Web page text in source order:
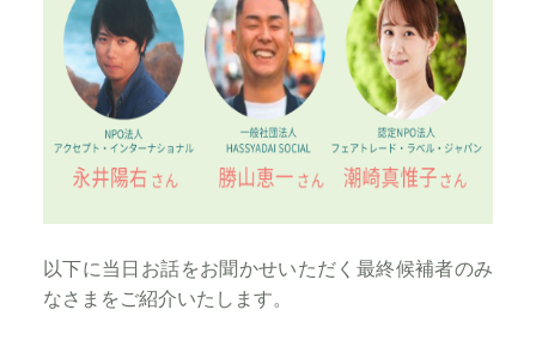
以下に当日お話をお聞かせいただく最終候補者のみ
なさまをご紹介いたします。